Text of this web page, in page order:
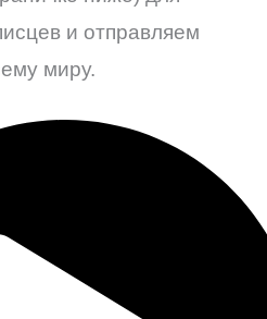
и отправляем
миру.